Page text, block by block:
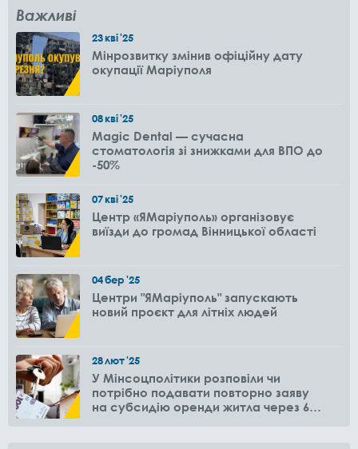
Важливі
23кві'25
Мінрозвитку змінив офіційну дату
окупації Маріуполя
08кві'25
Magic Dental — сучасна
стоматологія зі знижками для ВПО до
-50%
07кві'25
Центр «ЯМаріуполь» організовує
виїзди до громад Вінницької області
04бер'25
Центри "ЯМаріуполь" запускають
новий проєкт для літніх людей
28лют'25
У Мінсоцполітики розповіли чи
потрібно подавати повторно заяву
на субсидію оренди житла через 6